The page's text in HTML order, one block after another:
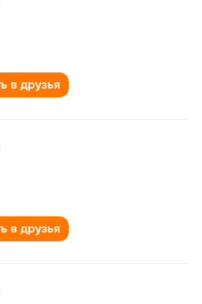
в друзья
в друзья